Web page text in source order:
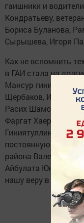
гаишники и
Кондратьеву,
Бориса Буланова,
Сырышева, Игоря
Как не вспомнить
в ГАИ стала на
Мансур
Щербаков, Игорь
Расих
Фаргат Хаертдинов,
Гиниятуллин и
постоянную заботу
района Валерия
Айбулата Юнусова.
нашу веру в